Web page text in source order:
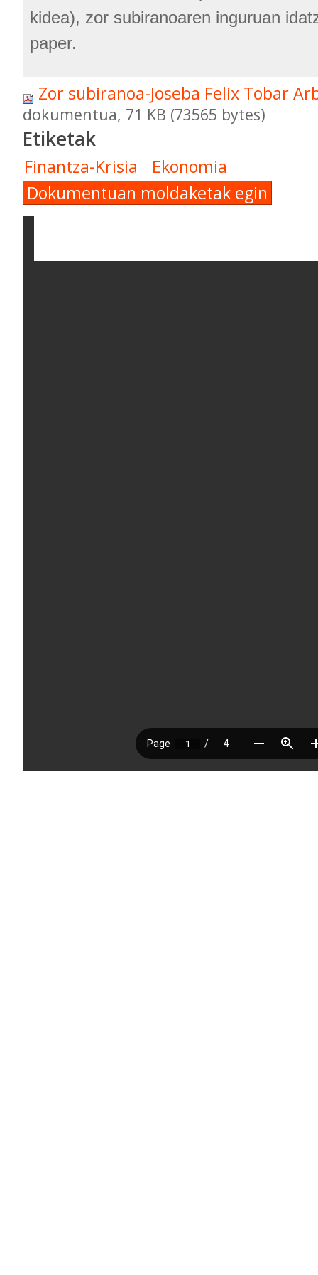
kidea), zor subiranoaren inguruan
paper.
Zor subiranoa-Joseba Felix Tobar
dokumentua, 71 KB (73565 bytes)
Etiketak
Finantza-Krisia
Ekonomia
Dokumentuan moldaketak egin